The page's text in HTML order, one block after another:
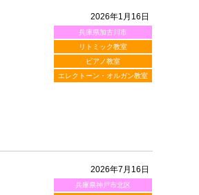
2026年1月16日
兵庫県加古川市
リトミック教室
ピアノ教室
エレクトーン・オルガン教室
2026年7月16日
兵庫県神戸市北区